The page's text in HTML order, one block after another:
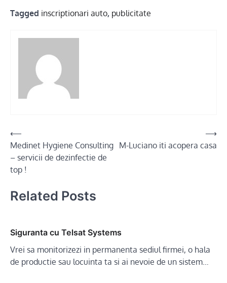
Tagged inscriptionari auto, publicitate
Post
navigation
⟵
Medinet Hygiene Consulting
– servicii de dezinfectie de
top !
M-Luciano iti acopera casa
⟶
Related Posts
Siguranta cu Telsat Systems
Vrei sa monitorizezi in permanenta sediul firmei, o hala
de productie sau locuinta ta si ai nevoie de un sistem…